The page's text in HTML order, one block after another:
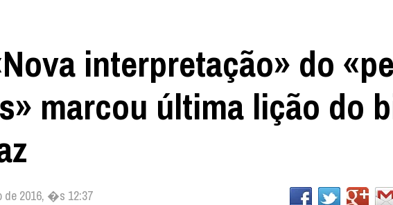
interpretação» do
marcou última lição do
de 2016, �s 12:37